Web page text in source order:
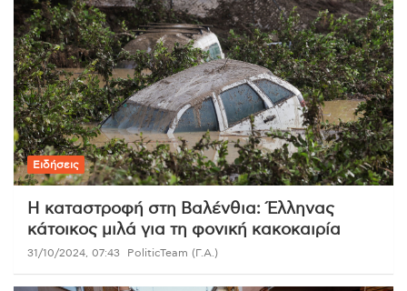
Ειδήσεις
Η καταστροφή στη Βαλένθια: Έλληνας
κάτοικος μιλά για τη φονική κακοκαιρία
31/10/2024, 07:43 PoliticTeam (Γ.Α.)